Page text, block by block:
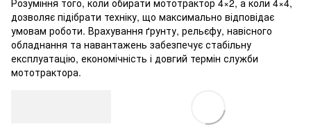
дозволяє підібрати техніку, що максимально відповідає
умовам роботи. Врахування ґрунту, рельєфу, навісного
обладнання та навантажень забезпечує стабільну
експлуатацію, економічність і довгий термін служби
мототрактора.